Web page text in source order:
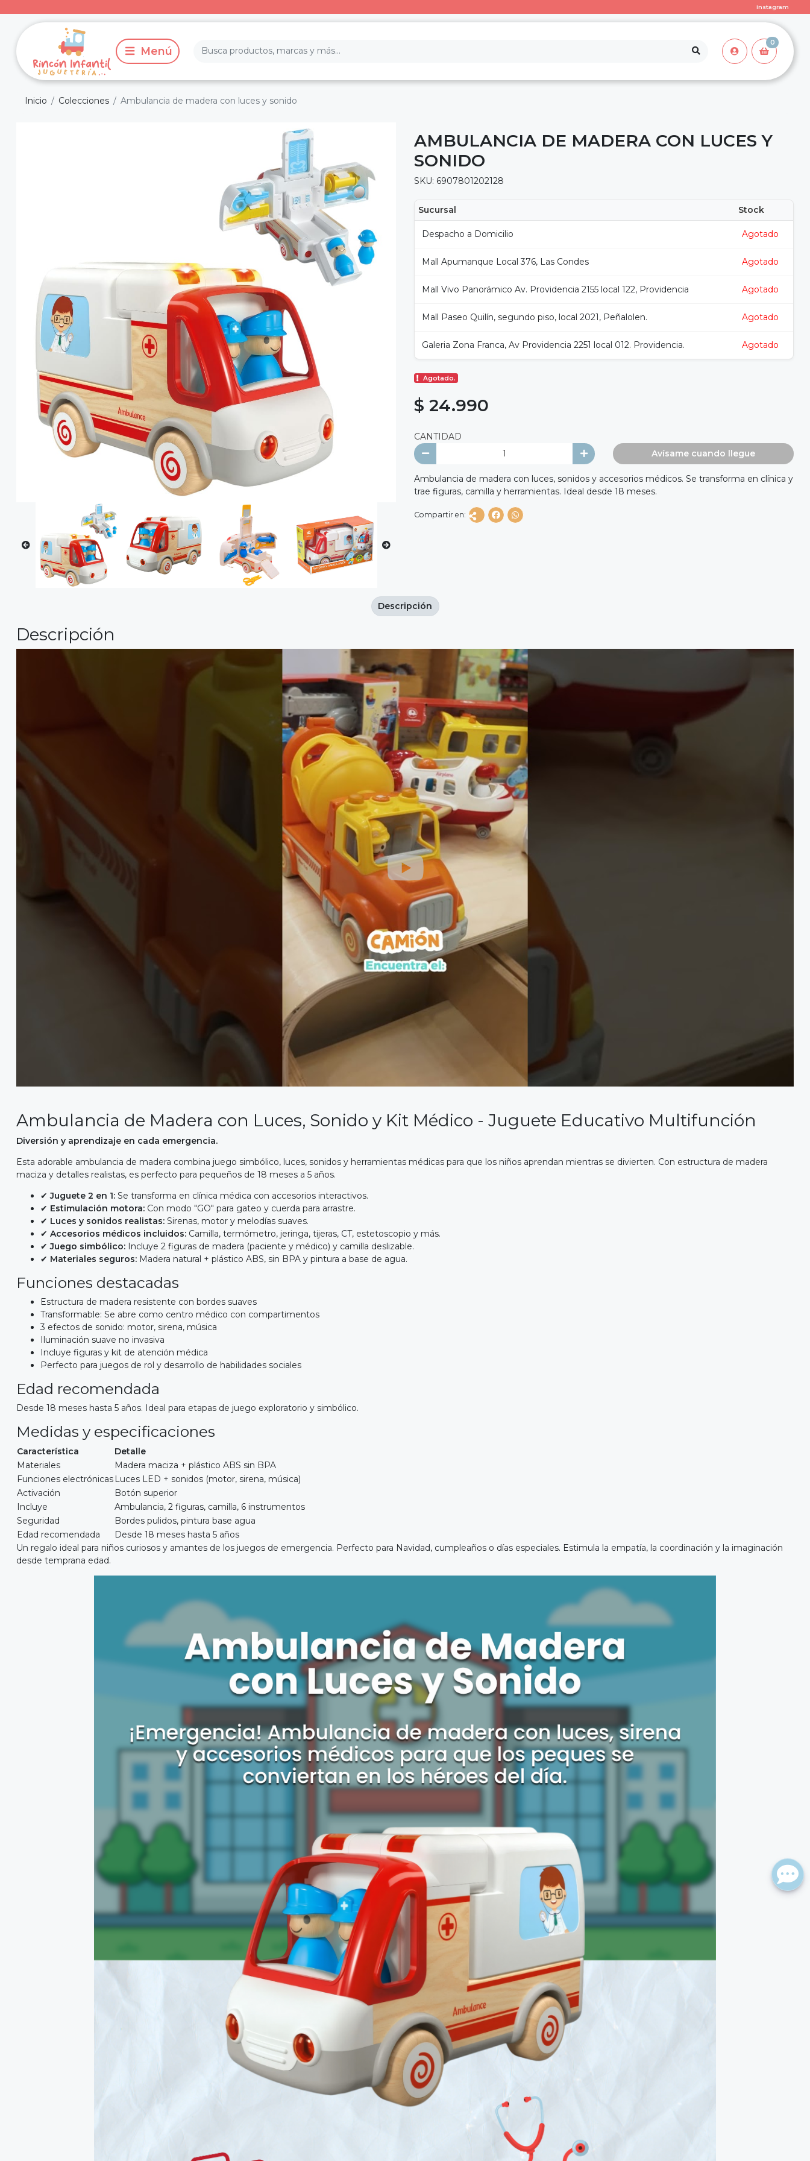
Instagram
0
Inicio Colecciones Ambulancia de madera con luces y sonido
AMBULANCIA DE MADERA CON LUCES Y
SONIDO
SKU: 6907801202128
Sucursal Stock
Despacho a Domicilio Agotado
Mall Apumanque Local 376, Las Condes Agotado
Mall Vivo Panorámico Av. Providencia 2155 local 122, Providencia Agotado
Mall Paseo Quilín, segundo piso, local 2021, Peñalolen. Agotado
Galeria Zona Franca, Av Providencia 2251 local 012. Providencia. Agotado
Agotado.
$ 24.990
CANTIDAD
Avísame cuando llegue
Ambulancia de madera con luces, sonidos y accesorios médicos. Se transforma en clínica y
trae figuras, camilla y herramientas. Ideal desde 18 meses.
Compartir en:
Descripción
Ambulancia de Madera con Luces, Sonido y Kit Médico - Juguete Educativo Multifunción
Diversión y aprendizaje en cada emergencia.
Esta adorable ambulancia de madera combina juego simbólico, luces, sonidos y herramientas médicas para que los niños aprendan mientras se divierten. Con estructura de madera
maciza y detalles realistas, es perfecto para pequeños de 18 meses a 5 años.
✔Juguete 2 en 1: Se transforma en clínica médica con accesorios interactivos.
✔ Estimulación motora: Con modo "GO" para gateo y cuerda para arrastre.
✔ Luces y sonidos realistas: Sirenas, motor y melodías suaves.
✔ Accesorios médicos incluidos: Camilla, termómetro, jeringa, tijeras, CT, estetoscopio y más.
✔Juego simbólico: Incluye 2 figuras de madera (paciente y médico) y camilla deslizable.
✔ Materiales seguros: Madera natural + plástico ABS, sin BPA y pintura a base de agua.
Funciones destacadas
Estructura de madera resistente con bordes suaves
Transformable: Se abre como centro médico con compartimentos
3 efectos de sonido: motor, sirena, música
Iluminación suave no invasiva
Incluye figuras y kit de atención médica
Perfecto para juegos de rol y desarrollo de habilidades sociales
Edad recomendada
Desde 18 meses hasta 5 años. Ideal para etapas de juego exploratorio y simbólico.
Medidas y especificaciones
Característica
Detalle
Materiales
Madera maciza + plástico ABS sin BPA
Funciones electrónicas Luces LED + sonidos (motor, sirena, música)
Activación
Botón superior
Incluye
Ambulancia, 2 figuras, camilla, 6 instrumentos
Seguridad
Bordes pulidos, pintura base agua
Edad recomendada
Desde 18 meses hasta 5 años
Un regalo ideal para niños curiosos y amantes de los juegos de emergencia. Perfecto para Navidad, cumpleaños o días especiales. Estimula la empatía, la coordinación y la imaginación
desde temprana edad.
Descripción